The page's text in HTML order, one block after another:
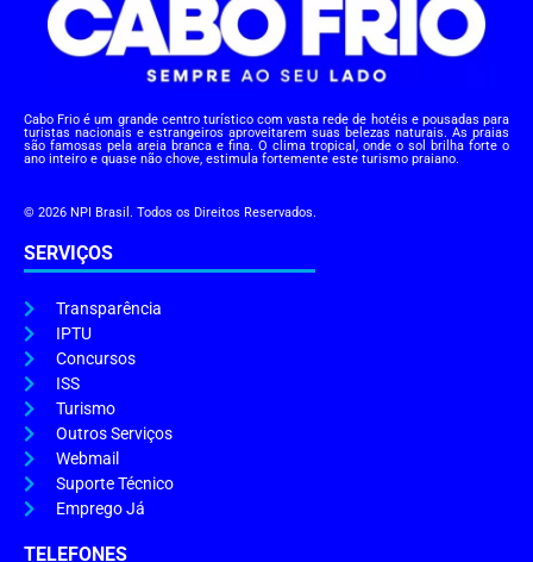
Cabo Frio é um grande centro turístico com vasta rede de hotéis e pousadas para
turistas nacionais e estrangeiros aproveitarem suas belezas naturais. As praias
são famosas pela areia branca e fina. O clima tropical, onde o sol brilha forte o
ano inteiro e quase não chove, estimula fortemente este turismo praiano.
© 2026 NPI Brasil. Todos os Direitos Reservados.
SERVIÇOS
Transparência
IPTU
Concursos
ISS
Turismo
Outros Serviços
Webmail
Suporte Técnico
Emprego Já
TELEFONES